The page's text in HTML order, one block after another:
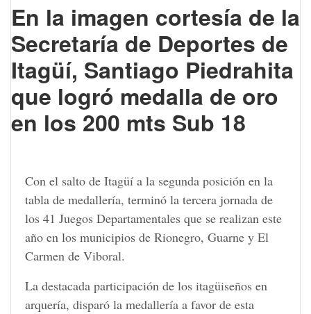
En la imagen cortesía de la
Secretaría de Deportes de
Itagüí, Santiago Piedrahita
que logró medalla de oro
en los 200 mts Sub 18
Con el salto de Itagüí a la segunda posición en la
tabla de medallería, terminó la tercera jornada de
los 41 Juegos Departamentales que se realizan este
año en los municipios de Rionegro, Guarne y El
Carmen de Viboral.
La destacada participación de los itagüiseños en
arquería, disparó la medallería a favor de esta